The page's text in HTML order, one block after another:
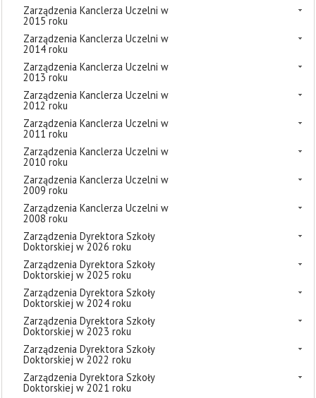
Zarządzenia Kanclerza Uczelni w
2015 roku
Zarządzenia Kanclerza Uczelni w
2014 roku
Zarządzenia Kanclerza Uczelni w
2013 roku
Zarządzenia Kanclerza Uczelni w
2012 roku
Zarządzenia Kanclerza Uczelni w
2011 roku
Zarządzenia Kanclerza Uczelni w
2010 roku
Zarządzenia Kanclerza Uczelni w
2009 roku
Zarządzenia Kanclerza Uczelni w
2008 roku
Zarządzenia Dyrektora Szkoły
Doktorskiej w 2026 roku
Zarządzenia Dyrektora Szkoły
Doktorskiej w 2025 roku
Zarządzenia Dyrektora Szkoły
Doktorskiej w 2024 roku
Zarządzenia Dyrektora Szkoły
Doktorskiej w 2023 roku
Zarządzenia Dyrektora Szkoły
Doktorskiej w 2022 roku
Zarządzenia Dyrektora Szkoły
Doktorskiej w 2021 roku